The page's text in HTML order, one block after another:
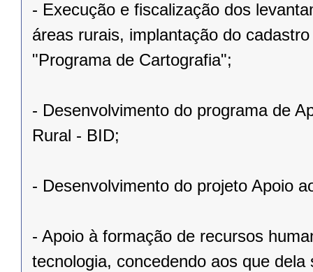
- Execução e fiscalização dos
áreas rurais, implantação do
"Programa de Cartografia";
- Desenvolvimento do programa de
Rural - BID;
- Desenvolvimento do projeto Apoio
- Apoio à formação de recursos
tecnologia, concedendo aos que